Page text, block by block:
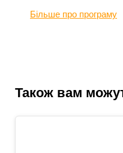
Більше про програму
Також вам